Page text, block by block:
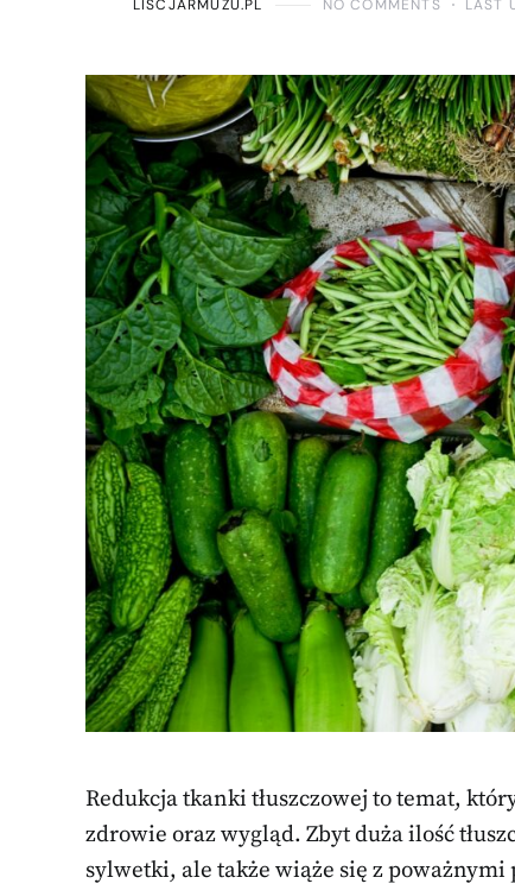
LISCJARMUZU.PL NO COMMENTS LAST
Redukcja tkanki tłuszczowej to temat,
zdrowie oraz wygląd. Zbyt duża ilość
sylwetki, ale także wiąże się z